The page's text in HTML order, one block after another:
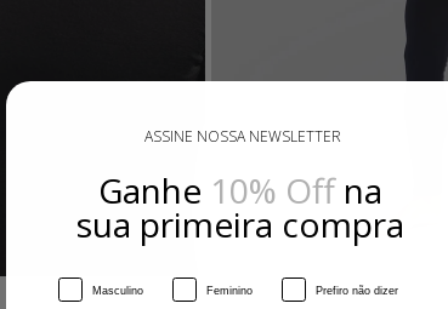
ASSINE NOSSA NEWSLETTER
Ganhe 10% Offna
sua primeira compra
Gênero
Masculino Feminino Prefiro não dizer